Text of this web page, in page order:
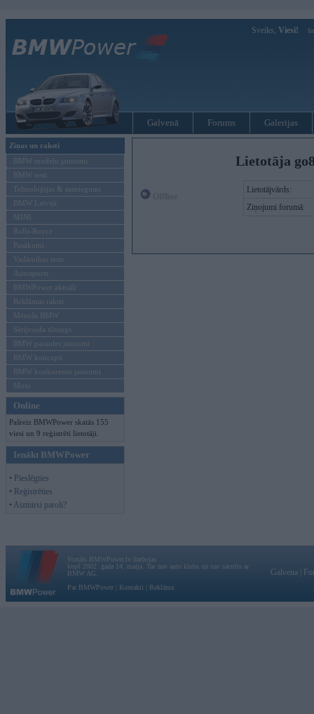
Sveiks, Viesi!
Galvenā Forums Galerijas
Ziņas un raksti
BMW modeļu jaunumi
BMW testi
Tehnoloģijas & sasniegumi
BMW Latvijā
MINI
Rolls-Royce
Pasākumi
Vadāmības tests
Autosports
BMWPower aktuāli
Reklāmas raksti
Mēneša BMW
Sērijveida tūnings
BMW pasaules jaunumi
BMW koncepti
BMW konkurentu jaunumi
Moto
Online
Pašreiz BMWPower skatās 155
viesi un 9 reģistrēti lietotāji.
Ienākt BMWPower
• Pieslēgties
• Reģistrēties
• Aizmirsi paroli?
Lietotāja
Lietotājvārds:
Ziņojumi forumā:
Vortāls BMWPower.lv darbojas
kopš 2002. gada 14. maija. Tas nav auto klubs un nav saistīts ar
BMW AG.
Par BMWPower
Kontakti Reklāma
Galvena